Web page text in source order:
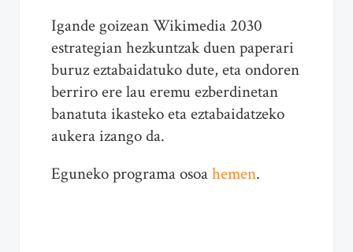
Igande goizean Wikimedia 2030
estrategian hezkuntzak duen paperari
buruz eztabaidatuko dute, eta ondoren
berriro ere lau eremu ezberdinetan
banatuta ikasteko eta eztabaidatzeko
aukera izango da.
Eguneko programa osoahemen.